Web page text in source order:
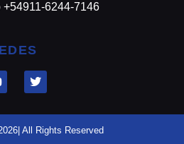
6244-7146
All Rights Reserved